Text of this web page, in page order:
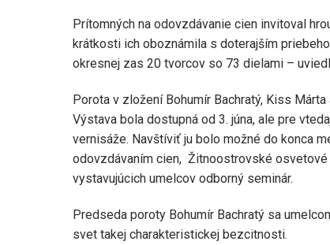
Prítomných na odovzdávanie cien invitoval
krátkosti ich oboznámila s doterajším
okresnej zas 20 tvorcov so 73 dielami –
Porota v zložení Bohumír Bachratý, Kiss
Výstava bola dostupná od 3. júna, ale pre
vernisáže. Navštíviť ju bolo možné do konca
odovzdávaním cien, Žitnoostrovské
vystavujúcich umelcov odborný seminár.
Predseda poroty Bohumír Bachratý sa
svet takej charakteristickej bezcitnosti.